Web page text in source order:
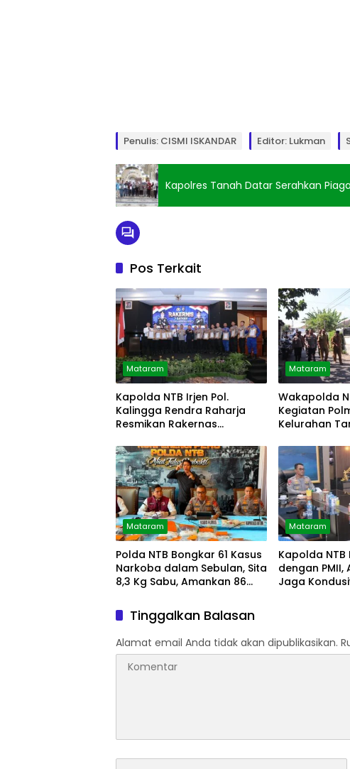
Penulis: CISMI ISKANDAR Editor: Lukman
Kapolres Tanah Datar Serahkan
Pos Terkait
Mataram
Kapolda NTB Irjen Pol.
Kalingga Rendra Raharja
Resmikan Rakernas
Mataram
Wakapolda
Kegiatan
Kelurahan
Mataram
Polda NTB Bongkar 61 Kasus
Narkoba dalam Sebulan, Sita
8,3 Kg Sabu, Amankan 86
Mataram
Kapolda NTB
dengan PMII,
Jaga
Tinggalkan Balasan
Alamat email Anda tidak akan dipublikasikan.